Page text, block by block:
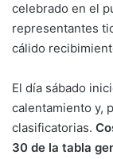
celebrado en el
representantes
cálido
El día sábado
calentamiento y,
clasificatorias.
30 de la tabla